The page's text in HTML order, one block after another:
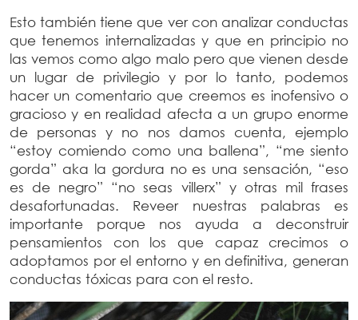
Esto también tiene que ver con analizar conductas
que tenemos internalizadas y que en principio no
las vemos como algo malo pero que vienen desde
un lugar de privilegio y por lo tanto, podemos
hacer un comentario que creemos es inofensivo o
gracioso y en realidad afecta a un grupo enorme
de personas y no nos damos cuenta, ejemplo
“estoy comiendo como una ballena”, “me siento
gorda” aka la gordura no es una sensación, “eso
es de negro” “no seas villerx” y otras mil frases
desafortunadas. Reveer nuestras palabras es
importante porque nos ayuda a deconstruir
pensamientos con los que capaz crecimos o
adoptamos por el entorno y en definitiva, generan
conductas tóxicas para con el resto.